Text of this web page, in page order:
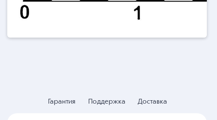
Гарантия Поддержка Доставка